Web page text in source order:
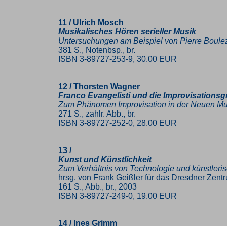
11 / Ulrich Mosch
Musikalisches Hören serieller Musik
Untersuchungen am Beispiel von Pierre
381 S., Notenbsp., br.
ISBN 3-89727-253-9, 30.00 EUR
12 / Thorsten Wagner
Franco Evangelisti und die
Zum Phänomen Improvisation in der Neuen
271 S., zahlr. Abb., br.
ISBN 3-89727-252-0, 28.00 EUR
13 /
Kunst und Künstlichkeit
Zum Verhältnis von Technologie und
hrsg. von Frank Geißler für das Dresdner
161 S., Abb., br., 2003
ISBN 3-89727-249-0, 19.00 EUR
14 / Ines Grimm